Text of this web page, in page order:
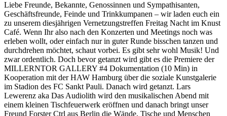
Liebe Freunde, Bekannte, Genossinnen und Sympathisanten,
Geschäftsfreunde, Feinde und Trinkkumpanen – wir laden euch ein
zu unserem diesjährigen Vernetzungstreffen Freitag Nacht im Knust
Café. Wenn Ihr also nach den Konzerten und Meetings noch was
erleben wollt, oder einfach nur in guter Runde bisschen tanzen und
durchdrehen möchtet, schaut vorbei. Es gibt sehr wohl Musik! Und
zwar ordentlich. Doch bevor getanzt wird gibt es die Premiere der
MILLERNTOR GALLERY #4 Dokumentation (10 Min) in
Kooperation mit der HAW Hamburg über die soziale Kunstgalerie
im Stadion des FC Sankt Pauli. Danach wird getanzt. Lars
Lewerenz aka Das Audiolith wird den musikalischen Abend mit
einem kleinen Tischfeuerwerk eröffnen und danach bringt unser
Freund Forster Ctrl aus Berlin die Wände, Tische und Menschen